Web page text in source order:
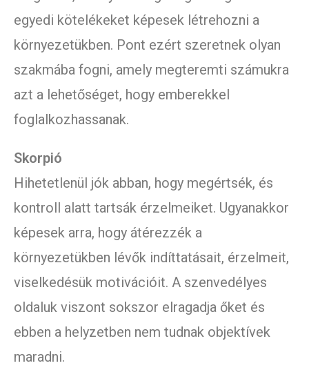
egyedi kötelékeket képesek létrehozni a
környezetükben. Pont ezért szeretnek olyan
szakmába fogni, amely megteremti számukra
azt a lehetőséget, hogy emberekkel
foglalkozhassanak.
Skorpió
Hihetetlenül jók abban, hogy megértsék, és
kontroll alatt tartsák érzelmeiket. Ugyanakkor
képesek arra, hogy átérezzék a
környezetükben lévők indíttatásait, érzelmeit,
viselkedésük motivációit. A szenvedélyes
oldaluk viszont sokszor elragadja őket és
ebben a helyzetben nem tudnak objektívek
maradni.